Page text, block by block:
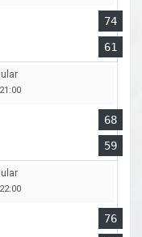
74
61
21:00
68
59
22:00
76